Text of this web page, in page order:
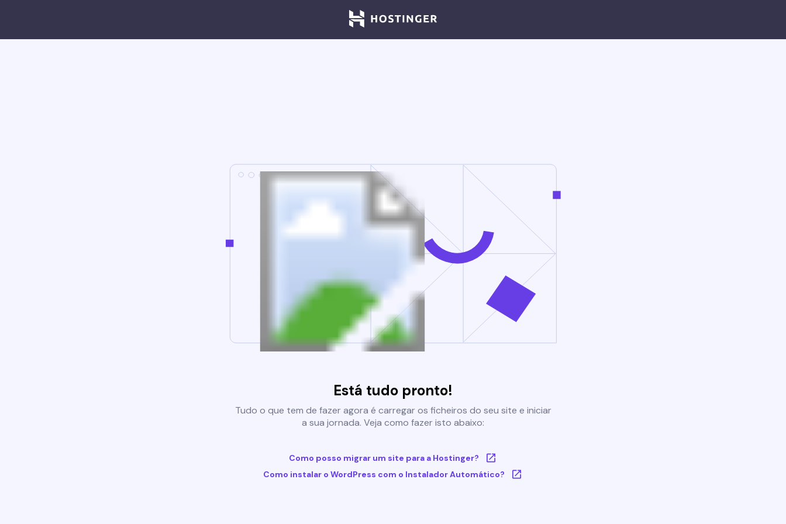
Está tudo pronto!
Tudo o que tem de fazer agora é carregar os ficheiros do seu site e iniciar
a sua jornada. Veja como fazer isto abaixo:
Como posso migrar um site para a Hostinger?
Como instalar o WordPress com o Instalador Automático?